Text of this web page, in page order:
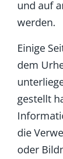
und auf
werden.
Einige
dem
gestellt
die
oder